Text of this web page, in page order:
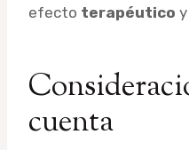
efecto terapéutico
cuenta